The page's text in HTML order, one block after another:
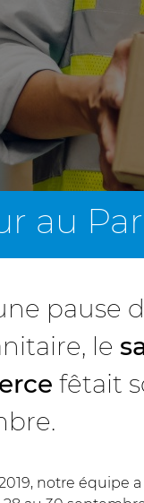
au
pause
le
fêtait
notre équipe